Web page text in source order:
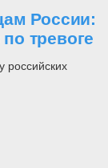
России:
тревоге
российских